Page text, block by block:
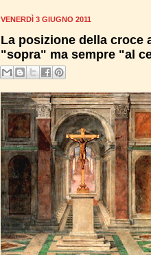
VENERDÌ 3 GIUGNO 2011
La posizione della croce
"sopra" ma sempre "al